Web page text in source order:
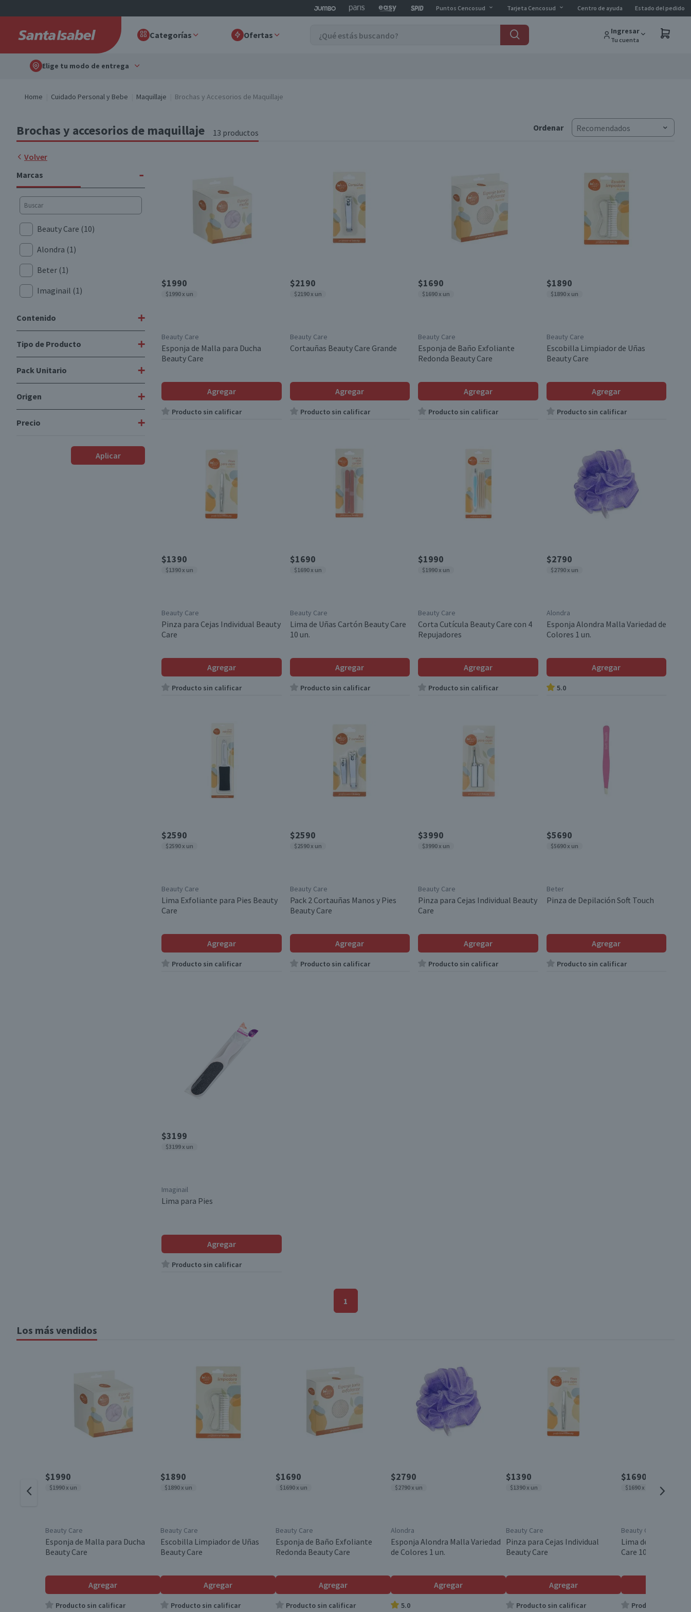
Puntos Cencosud Tarjeta Cencosud Centro de ayuda Estado del pedido
Categorías Ofertas Ingresar
Tu cuenta
Elige tu modo de entrega
Home Cuidado Personal y Bebe Maquillaje Brochas y Accesorios de Maquillaje
Brochas y accesorios de maquillaje 13 productos Ordenar Recomendados
Volver
Marcas
-
Beauty Care (10)
Alondra (1)
Beter (1)
Imaginail (1)
Contenido +
1 unidad(11)
10 unidades
2 unidades(1)
Tipo de Producto +
Esponjas y Guantes Baño
Escobillas(1)
(3)
Pack Unitario +
Pack
Origen +
Importado
Precio +
Aplicar
$1990
$1990 x un
Beauty Care
Esponja de Malla para Ducha
Beauty Care
Agregar
Producto sin calificar
$2190
$2190 x un
Beauty Care
Cortauñas Beauty Care Grande
Agregar
Producto sin calificar
$1690
$1690 x un
Beauty Care
Esponja de Baño Exfoliante
Redonda Beauty Care
Agregar
Producto sin calificar
$1890
$1890 x un
Beauty Care
Escobilla Limpiador de Uñas
Beauty Care
Agregar
Producto sin calificar
$1390
$1390 x un
Beauty Care
Pinza para Cejas Individual Beauty
Care
Agregar
Producto sin calificar
$1690
$1690 x un
Beauty Care
Lima de Uñas Cartón Beauty Care
10 un.
Agregar
Producto sin calificar
$1990
$1990 x un
Beauty Care
Corta Cutícula Beauty Care con 4
Repujadores
Agregar
Producto sin calificar
$2790
$2790 x un
Alondra
Esponja Alondra Malla Variedad de
Colores 1 un.
Agregar
5.0
$2590
$2590 x un
Beauty Care
Lima Exfoliante para Pies Beauty
Care
Agregar
Producto sin calificar
$2590
$2590 x un
Beauty Care
Pack 2 Cortauñas Manos y Pies
Beauty Care
Agregar
Producto sin calificar
$3990
$3990 x un
Beauty Care
Pinza para Cejas Individual Beauty
Care
Agregar
Producto sin calificar
$5690
$5690 x un
Beter
Pinza de Depilación Soft Touch
Agregar
Producto sin calificar
$3199
$3199 x un
Imaginail
Lima para Pies
Agregar
Producto sin calificar
1
Los más vendidos
$1990
$1990 x un
Beauty Care
Esponja de Malla para Ducha
Beauty Care
Agregar
Producto sin calificar
$1890
$1890 x un
Beauty Care
Escobilla Limpiador de Uñas
Beauty Care
Agregar
Producto sin calificar
$1690
$1690 x un
Beauty Care
Esponja de Baño Exfoliante
Redonda Beauty Care
Agregar
Producto sin calificar
$2790
$2790 x un
Alondra
Esponja Alondra Malla Variedad
de Colores 1 un.
Agregar
5.0
$1390
$1390 x un
Beauty Care
Pinza para Cejas Individual
Beauty Care
Agregar
Producto sin calificar
$1690
$1690 x un
Beauty Care
Lima de Uñas
Care 10 un.
Producto sin